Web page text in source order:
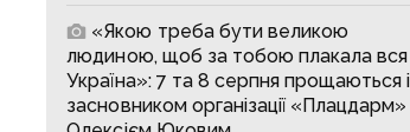
«Якою треба бути великою
людиною, щоб за тобою плакала вся
Україна»: 7 та 8 серпня прощаються
засновником організації «Плацдарм»